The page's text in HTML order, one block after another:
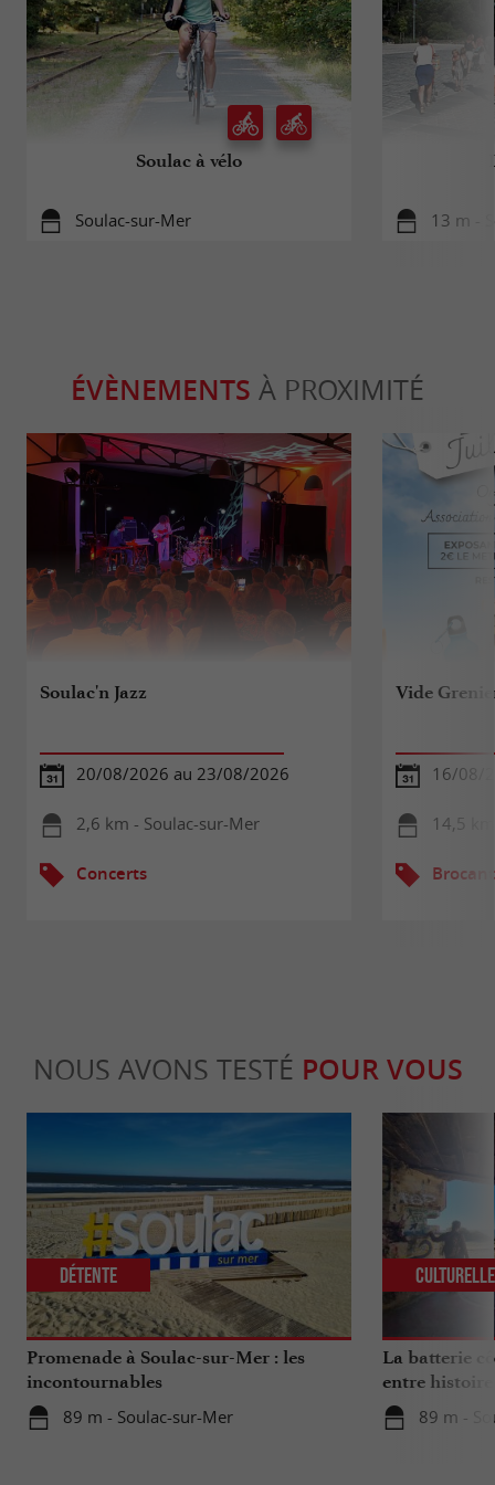
Soulac à vélo
Soulac-sur-Mer 13 m -
ÉVÈNEMENTS À PROXIMITÉ
Soulac'n Jazz
20/08/2026 au 23/08/2026
2,6 km - Soulac-sur-Mer
Concerts
Vide
16/08/
14,5
NOUS AVONS TESTÉ POUR VOUS
Promenade à Soulac-sur-Mer : les
incontournables
89 m - Soulac-sur-Mer
Détente
La batterie
entre
89 m -
Culturelle